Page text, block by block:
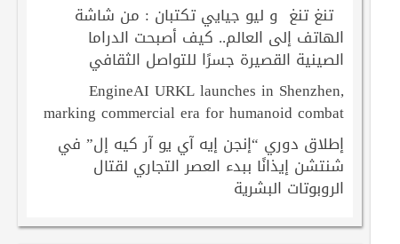
تنغ تنغ و ليو جيايي تكتبان : من شاشة
الهاتف إلى العالم.. كيف أصبحت الدراما
الصينية القصيرة جسرًا للتواصل الثقافي
EngineAI URKL launches in Shenzhen,
marking commercial era for humanoid combat
إطلاق دوري “إنجن إيه آي يو آر كيه إل” في
شنتشن إيذانًا ببدء العصر التجاري لقتال
الروبوتات البشرية